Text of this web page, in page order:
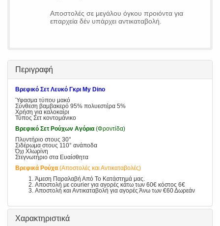
Αποστολές σε μεγάλου όγκου προιόντα για
επαρχεία δέν υπάρχει αντικαταβολή.
Περιγραφή
Βρεφικό Σετ Λευκό Γκρι My Dino
Ύφασμα τύπου μακό
Σύνθεση βαμβακερό 95% πολυεστέρα 5%
Χρήση για καλοκαίρι
Τύπος Σετ κοντομάνικο
Βρεφικό Σετ Ρούχων Αγόρια (Φροντίδα)
Πλυντήριο στους 30°
Σιδέρωμα στους 110° ανάποδα
Όχι Χλωρίνη
Στεγνωτήριο στα Ευαίσθητα
Βρεφικά Ρούχα (Αποστολές και Αντικαταβολές)
Άμεση Παραλαβή Από Το Κατάστημά μας.
Αποστολή με courier για αγορές κάτω των 60€ κόστος 6€
Αποστολή και Αντικαταβολή για αγορές Άνω των €60 Δωρεάν
Χαρακτηριστικά